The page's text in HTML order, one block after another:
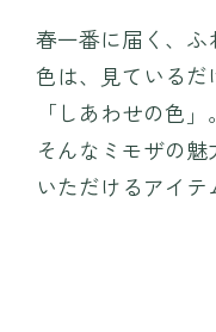
〒371-0246 群⾺県前
tel. 027-
春一番に届く、
色は、見ている
「しあわせの色
そんなミモザの
いただけるアイテ